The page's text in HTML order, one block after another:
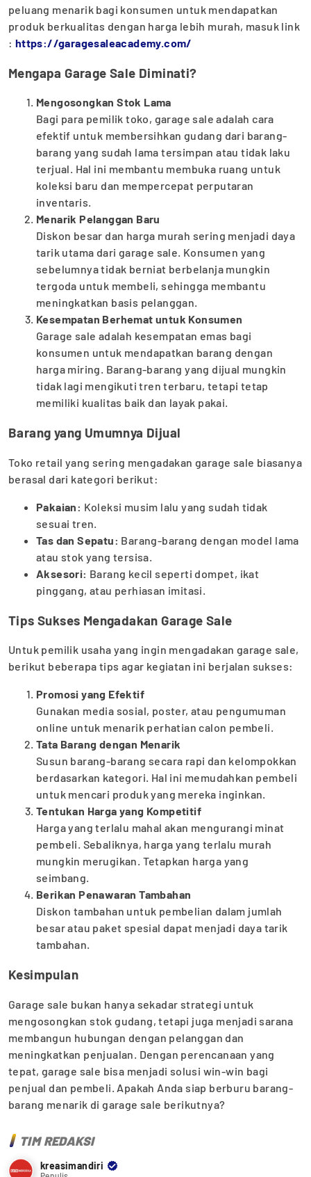
peluang menarik bagi konsumen untuk mendapatkan
produk berkualitas dengan harga lebih murah, masuk link
: https://garagesaleacademy.com/
Mengapa Garage Sale Diminati?
Mengosongkan Stok Lama
Bagi para pemilik toko, garage sale adalah cara
efektif untuk membersihkan gudang dari barang-
barang yang sudah lama tersimpan atau tidak laku
terjual. Hal ini membantu membuka ruang untuk
koleksi baru dan mempercepat perputaran
inventaris.
Menarik Pelanggan Baru
Diskon besar dan harga murah sering menjadi daya
tarik utama dari garage sale. Konsumen yang
sebelumnya tidak berniat berbelanja mungkin
tergoda untuk membeli, sehingga membantu
meningkatkan basis pelanggan.
Kesempatan Berhemat untuk Konsumen
Garage sale adalah kesempatan emas bagi
konsumen untuk mendapatkan barang dengan
harga miring. Barang-barang yang dijual mungkin
tidak lagi mengikuti tren terbaru, tetapi tetap
memiliki kualitas baik dan layak pakai.
Barang yang Umumnya Dijual
Toko retail yang sering mengadakan garage sale biasanya
berasal dari kategori berikut:
Pakaian: Koleksi musim lalu yang sudah tidak
sesuai tren.
Tas dan Sepatu: Barang-barang dengan model lama
atau stok yang tersisa.
Aksesori: Barang kecil seperti dompet, ikat
pinggang, atau perhiasan imitasi.
Tips Sukses Mengadakan Garage Sale
Untuk pemilik usaha yang ingin mengadakan garage sale,
berikut beberapa tips agar kegiatan ini berjalan sukses:
Promosi yang Efektif
Gunakan media sosial, poster, atau pengumuman
online untuk menarik perhatian calon pembeli.
Tata Barang dengan Menarik
Susun barang-barang secara rapi dan kelompokkan
berdasarkan kategori. Hal ini memudahkan pembeli
untuk mencari produk yang mereka inginkan.
Tentukan Harga yang Kompetitif
Harga yang terlalu mahal akan mengurangi minat
pembeli. Sebaliknya, harga yang terlalu murah
mungkin merugikan. Tetapkan harga yang
seimbang.
Berikan Penawaran Tambahan
Diskon tambahan untuk pembelian dalam jumlah
besar atau paket spesial dapat menjadi daya tarik
tambahan.
Kesimpulan
Garage sale bukan hanya sekadar strategi untuk
mengosongkan stok gudang, tetapi juga menjadi sarana
membangun hubungan dengan pelanggan dan
meningkatkan penjualan. Dengan perencanaan yang
tepat, garage sale bisa menjadi solusi win-win bagi
penjual dan pembeli. Apakah Anda siap berburu barang-
barang menarik di garage sale berikutnya?
TIM REDAKSI
kreasimandiri